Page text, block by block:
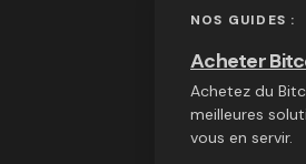
NOS GUIDES :
Acheter
Achetez du
meilleures
vous en servir.